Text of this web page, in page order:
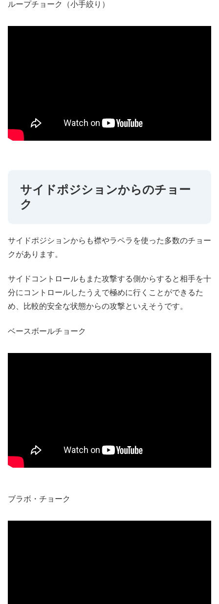
ループチョーク（小手絞り）
サイドポジションからのチョー
ク
サイドポジションからも襟やラペラを使った多数のチョー
クがあります。
サイドコントロールもまた攻撃する側からすると相手を十
分にコントロールしたうえで極めに行くことができるた
め、比較的安全な状態からの攻撃といえそうです。
ベースボールチョーク
ブラボ・チョーク